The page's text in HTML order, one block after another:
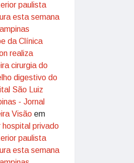
paulista
esta semana
da Clínica
realiza
cirurgia do
digestivo do
São Luiz
- Jornal
Visão em
hospital privado
paulista
esta semana